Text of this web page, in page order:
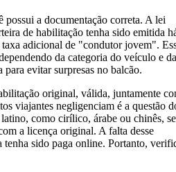
a documentação correta. A lei
de habilitação tenha sido emitida
adicional de "condutor jovem".
da categoria do veículo e da
evitar surpresas no balcão.
original, válida, juntamente
viajantes negligenciam é a questão
como cirílico, árabe ou chinês,
a licença original. A falta desse
tenha sido paga online. Portanto,